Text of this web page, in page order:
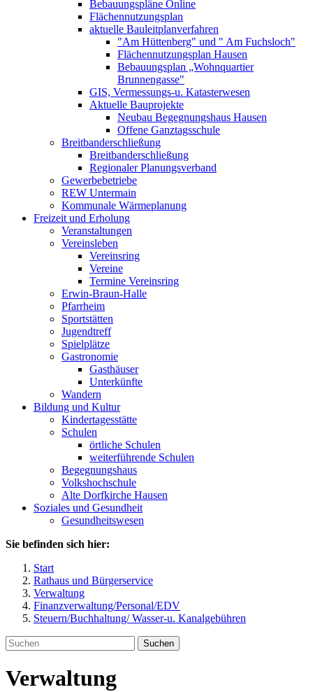
Bebauungspläne Online
Flächennutzungsplan
aktuelle Bauleitplanverfahren
"Am Hüttenberg" und " Am Fuchsloch"
Flächennutzungsplan Hausen
Bebauungsplan „Wohnquartier
Brunnengasse"
GIS, Vermessungs-u. Katasterwesen
Aktuelle Bauprojekte
Neubau Begegnungshaus Hausen
Offene Ganztagsschule
Breitbanderschließung
Breitbanderschließung
Regionaler Planungsverband
Gewerbebetriebe
REW Untermain
Kommunale Wärmeplanung
Freizeit und Erholung
Veranstaltungen
Vereinsleben
Vereinsring
Vereine
Termine Vereinsring
Erwin-Braun-Halle
Pfarrheim
Sportstätten
Jugendtreff
Spielplätze
Gastronomie
Gasthäuser
Unterkünfte
Wandern
Bildung und Kultur
Kindertagesstätte
Schulen
örtliche Schulen
weiterführende Schulen
Begegnungshaus
Volkshochschule
Alte Dorfkirche Hausen
Soziales und Gesundheit
Gesundheitswesen
Sie befinden sich hier:
Start
Rathaus und Bürgerservice
Verwaltung
Finanzverwaltung/Personal/EDV
Steuern/Buchhaltung/ Wasser-u. Kanalgebühren
Suchen
Verwaltung